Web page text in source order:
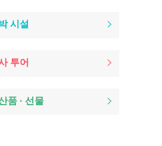
시설
투어
품 · 선물